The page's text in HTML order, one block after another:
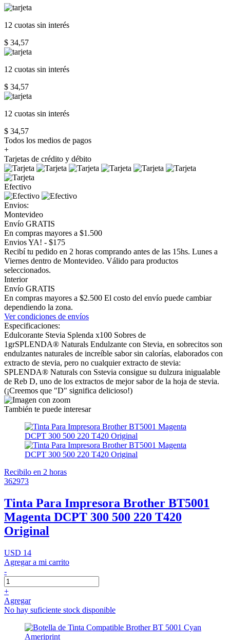
12 cuotas sin interés
$ 34,57
12 cuotas sin interés
$ 34,57
12 cuotas sin interés
$ 34,57
Todos los medios de pagos
+
Tarjetas de crédito y débito
Efectivo
Envios:
Montevideo
Envío GRATIS
En compras mayores a $1.500
Envios YA! - $175
Recibí tu pedido en 2 horas comprando antes de las 15hs. Lunes a
Viernes dentro de Montevideo. Válido para productos
seleccionados.
Interior
Envío GRATIS
En compras mayores a $2.500 El costo del envío puede cambiar
dependiendo la zona.
Ver condiciones de envíos
Especificaciones:
Edulcorante Stevia Splenda x100 Sobres de
1grSPLENDA® Naturals Endulzante con Stevia, en sobrecitos son
endulzantes naturales de increíble sabor sin calorías, elaborados con
extracto de stevia, pero no cualquier extracto de stevia:
SPLENDA® Naturals con Sstevia consigue su dulzura inigualable
de Reb D, uno de los extractos de mejor sabor de la hoja de stevia.
(¡Creemos que "D" significa delicioso!)
También te puede interesar
Recibilo en 2 horas
362973
Tinta Para Impresora Brother BT5001
Magenta DCPT 300 500 220 T420
Original
USD 14
Agregar a mi carrito
-
+
Agregar
No hay suficiente stock disponible